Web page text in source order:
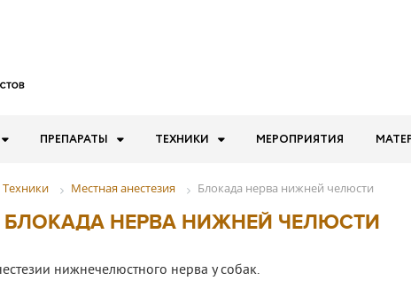
ПРЕПАРАТЫ ТЕХНИКИ МЕРОПРИЯТИЯ
Техники Местная анестезия Блокада нерва нижней челюсти
БЛОКАДА НЕРВА НИЖНЕЙ ЧЕЛЮСТИ
нижнечелюстного нерва у собак.